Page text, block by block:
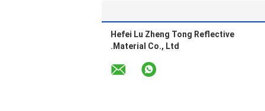
Hefei Lu Zheng Tong Reflective
Material Co., Ltd.